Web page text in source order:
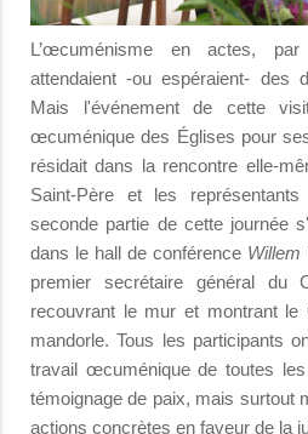
L’œcuménisme en actes,
attendaient -ou espéraient- des
Mais l'événement de cette
œcuménique des Églises pour
résidait dans la rencontre elle-
Saint-Père et les
seconde partie de cette journée
dans le hall de conférence Willem
premier secrétaire général du
recouvrant le mur et montrant
mandorle. Tous les participants
travail œcuménique de toutes
témoignage de paix, mais surtout
actions concrètes en faveur de la